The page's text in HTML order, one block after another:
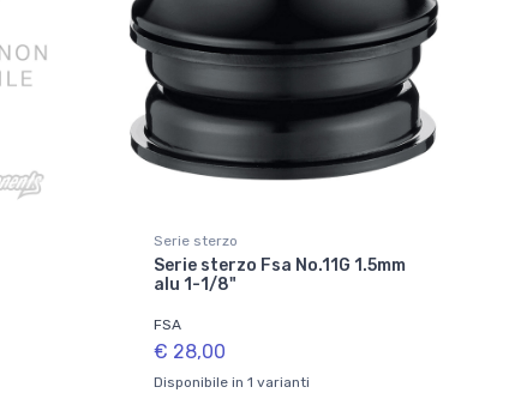
Serie sterzo
Serie sterzo Fsa No.11G 1.5mm
alu 1-1/8"
FSA
€ 28,00
Disponibile in 1 varianti